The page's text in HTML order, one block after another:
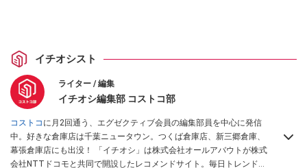
イチオシスト
ライター / 編集
イチオシ編集部 コストコ部
コストコ に月2回通う、エグゼクティブ会員の編集部員を中心に発信
中。好きな倉庫店は千葉ニュータウン。つくば倉庫店、新三郷倉庫、
幕張倉庫店にも出没！ 「イチオシ」は株式会社オールアバウトが株式
会社NTTドコモと共同で開設したレコメンドサイト。毎日トレンド情